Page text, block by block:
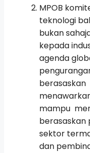
MPOB
teknologi
bukan
kepada
agenda
mampu
berasaskan
sektor
dan